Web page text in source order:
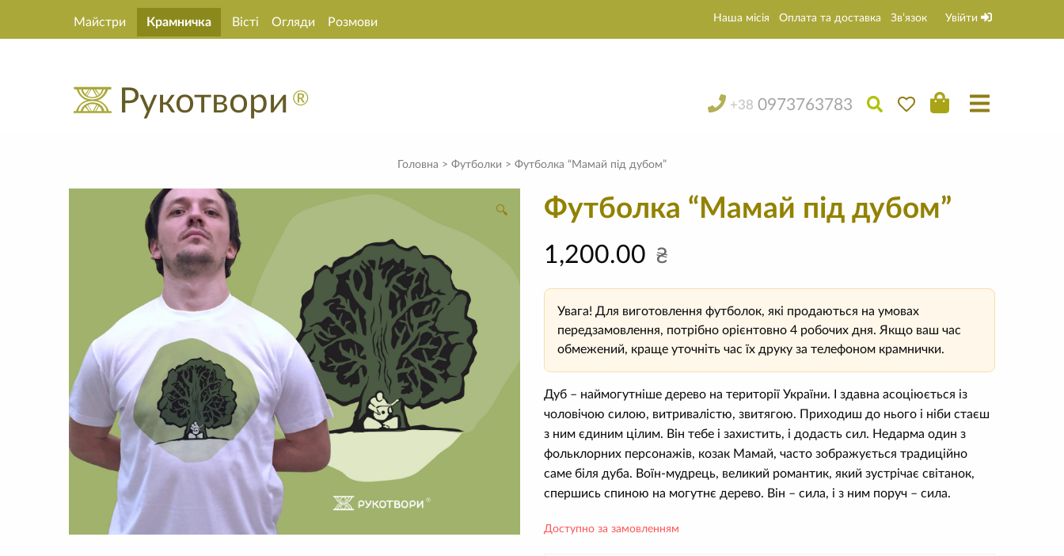
Майстри Крамничка Вісті Огляди Розмови Наша місія Оплата та доставка Зв’язок Увійти
Рукотвори ® +38 0973763783
Головна > Футболки > Футболка “Мамай під дубом”
🔍 Футболка “Мамай під дубом”
1,200.00 ₴
Увага! Для виготовлення футболок, які продаються на умовах
передзамовлення, потрібно орієнтовно 4 робочих дня. Якщо ваш час
обмежений, краще уточніть час їх друку за телефоном крамнички.
Дуб – наймогутніше дерево на території України. І здавна асоціюється із
чоловічою силою, витривалістю, звитягою. Приходиш до нього і ніби стаєш
з ним єдиним цілим. Він тебе і захистить, і додасть сил. Недарма один з
фольклорних персонажів, козак Мамай, часто зображується традиційно
саме біля дуба. Воїн-мудрець, великий романтик, який зустрічає світанок,
спершись спиною на могутнє дерево. Він – сила, і з ним поруч – сила.
Доступно за замовленням